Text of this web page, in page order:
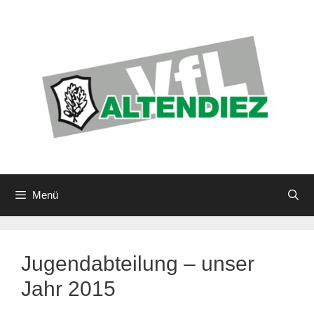
Menü
Jugendabteilung – unser
Jahr 2015